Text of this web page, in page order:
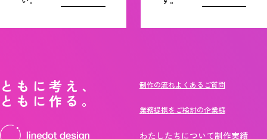
ともに考え、
ともに作る。
制作の流れよくあるご質問
業務提携をご検討の企業様
わたしたちについて制作実績